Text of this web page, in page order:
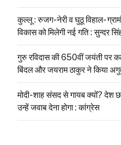
कुल्लू : रुजग-नेरी व घुठू विहाल-
विकास को मिलेगी नई गति : सुन्दर
गुरु रविदास की 650वीं जयंती पर
बिंदल और जयराम ठाकुर ने किया
मोदी-शाह संसद से गायब क्यों? देश
उन्हें जवाब देना होगा : कांग्रेस